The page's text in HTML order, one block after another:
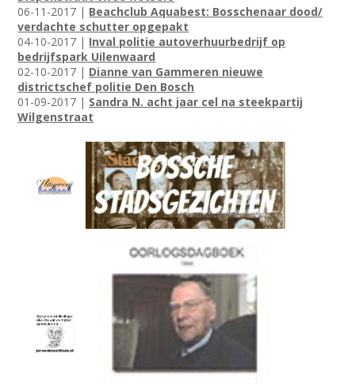
06-11-2017 | Beachclub Aquabest: Bosschenaar dood/
verdachte schutter opgepakt
04-10-2017 | Inval politie autoverhuurbedrijf op
bedrijfspark Uilenwaard
02-10-2017 | Dianne van Gammeren nieuwe
districtschef politie Den Bosch
01-09-2017 | Sandra N. acht jaar cel na steekpartij
Wilgenstraat